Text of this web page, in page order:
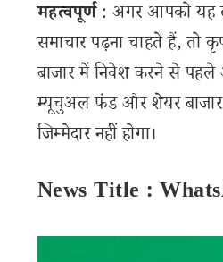
महत्वपूर्ण: अगर आपको यह
समाचार पढ़ना चाहते हैं, तो
बाजार में निवेश करने से पहले
म्यूचुअल फंड और शेयर बाजार
जिम्मेदार नहीं होगा।
News Title :